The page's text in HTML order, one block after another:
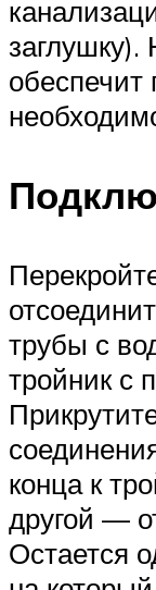
заглушку).
обеспечит
трубы с
тройник с
конца к
другой —
Остается